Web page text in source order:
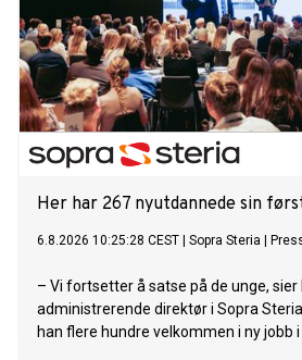
Her har 267 nyutdannede sin
6.8.2026 10:25:28 CEST Sopra Steria
– Vi fortsetter å satse på de unge, sier
administrerende direktør i Sopra
han flere hundre velkommen i ny jobb